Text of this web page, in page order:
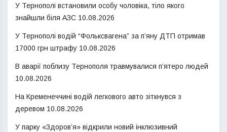
У Тернополі встановили особу чоловіка, тіло якого
знайшли біля АЗС 10.08.2026
У Тернополі водій “Фольксвагена” за п’яну ДТП отримав
17000 грн штрафу 10.08.2026
В аварії поблизу Тернополя травмувалися п’ятеро людей
10.08.2026
На Кременеччині водій легкового авто зіткнувся з
деревом 10.08.2026
У парку «Здоров’я» відкрили новий інклюзивний